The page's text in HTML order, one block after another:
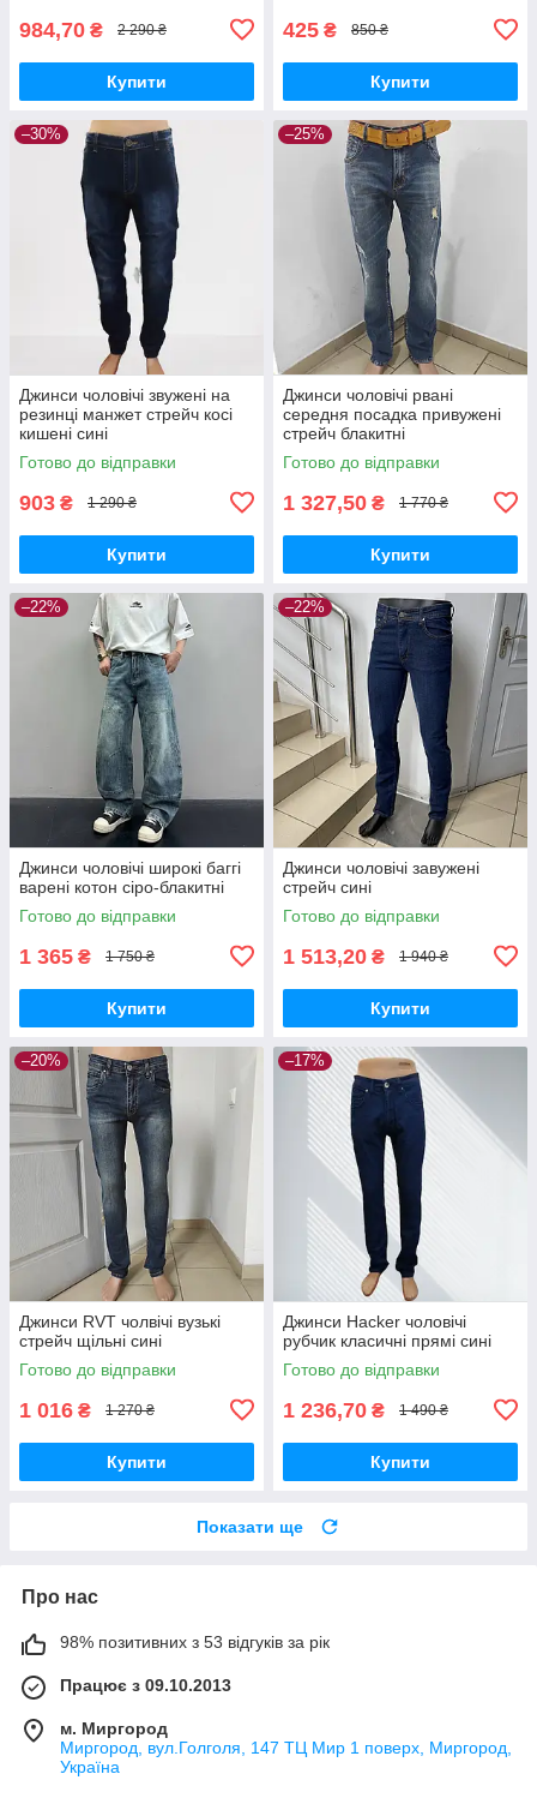
984,70 ₴ 2 290 ₴
Купити
425 ₴ 850 ₴
Купити
–30%
Джинси чоловічі звужені на
резинці манжет стрейч косі
кишені сині
Готово до відправки
903 ₴ 1 290 ₴
Купити
–25%
Джинси чоловічі рвані
середня посадка привужені
стрейч блакитні
Готово до відправки
1 327,50 ₴ 1 770 ₴
Купити
–22%
Джинси чоловічі широкі баггі
варені котон сіро-блакитні
Готово до відправки
1 365 ₴ 1 750 ₴
Купити
–22%
Джинси чоловічі завужені
стрейч сині
Готово до відправки
1 513,20 ₴ 1 940 ₴
Купити
–20%
Джинси RVT чолвічі вузькі
стрейч щільні сині
Готово до відправки
1 016 ₴ 1 270 ₴
Купити
–17%
Джинси Hacker чоловічі
рубчик класичні прямі сині
Готово до відправки
1 236,70 ₴ 1 490 ₴
Купити
Показати ще
Про нас
98% позитивних з 53 відгуків за рік
Працює з 09.10.2013
м. Миргород
Миргород, вул.Голголя, 147 ТЦ Мир 1 поверх, Миргород,
Україна